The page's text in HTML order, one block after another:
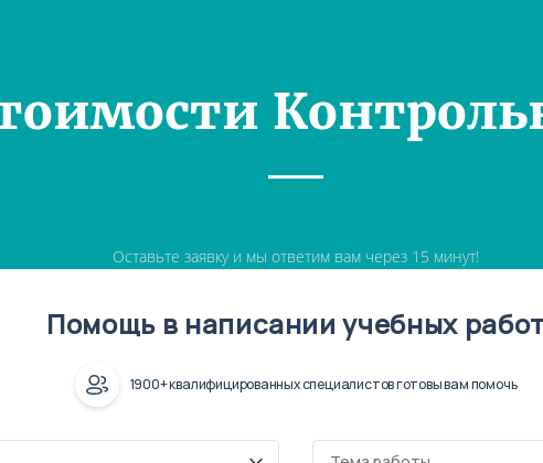
Оставьте заявку и мы ответим вам через 15 минут!
Помощь в написании учебных
1900+ квалифицированных специалистов готовы вам помочь